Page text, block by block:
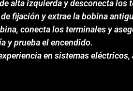
alta izquierda y desconecta los
fijación y extrae la bobina
conecta los terminales y
y prueba el encendido.
en sistemas